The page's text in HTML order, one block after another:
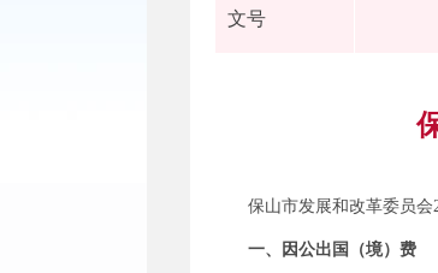
文号
保山市发展和改革委员会
一、因公出国（境）费